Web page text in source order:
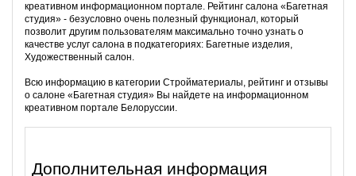
креативном информационном портале. Рейтинг салона «Багетная
студия» - безусловно очень полезный функционал, который
позволит другим пользователям максимально точно узнать о
качестве услуг салона в подкатегориях: Багетные изделия,
Художественный салон.
Всю информацию в категории Стройматериалы, рейтинг и отзывы
о салоне «Багетная студия» Вы найдете на информационном
креативном портале Белоруссии.
Дополнительная информация